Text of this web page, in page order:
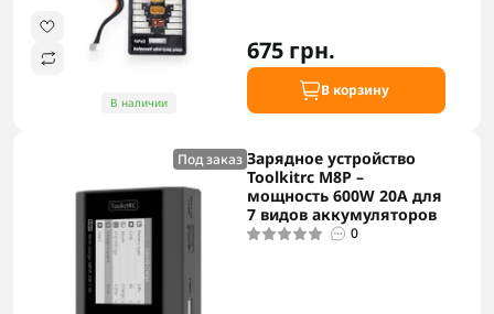
В наличии
675 грн.
В корзину
Под заказ Зарядное устройство
Toolkitrc M8P –
мощность 600W 20A для
7 видов аккумуляторов
0